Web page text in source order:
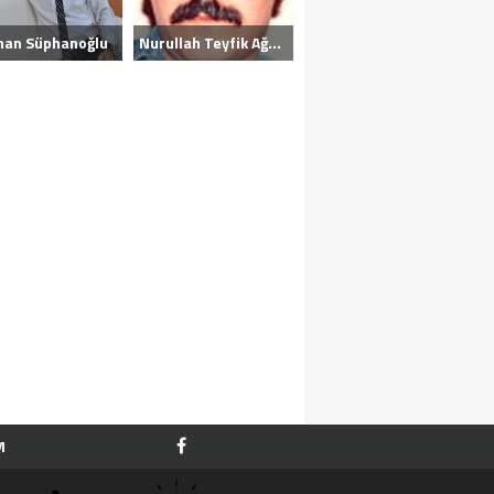
Süphanoğlu Nurullah Teyfik Ağansoy